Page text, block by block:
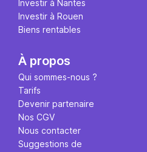
Investir à Nantes
Investir à Rouen
Biens rentables
À propos
Qui sommes-nous ?
Tarifs
Devenir partenaire
Nos CGV
Nous contacter
Suggestions de